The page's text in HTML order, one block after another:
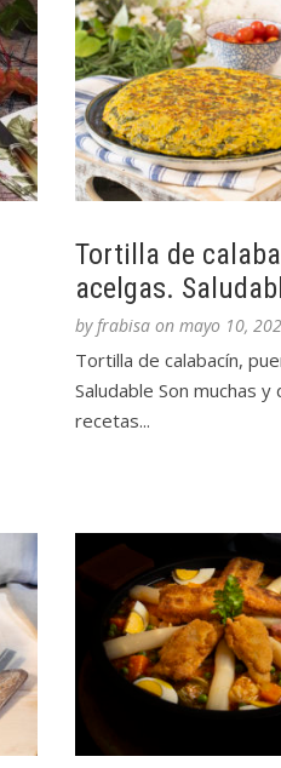
Tortilla de
acelgas.
byfrabisa on mayo 10,
Tortilla de calabacín,
Saludable Son muchas
recetas...